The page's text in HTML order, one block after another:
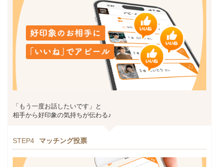
「もう一度お話したいです」と
相手から好印象の気持ちが伝わる♪
STEP4 マッチング投票